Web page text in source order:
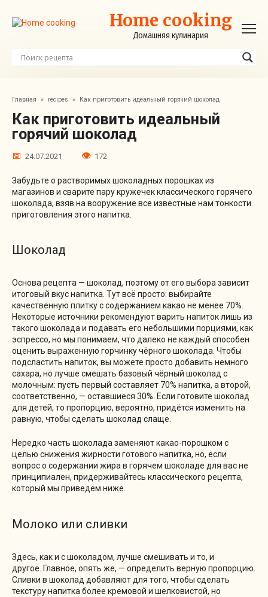
контенту
Home cooking
Домашняя кулинария
Главная » recipes » Как приготовить идеальный горячий шоколад
Как приготовить идеальный
горячий шоколад
24.07.2021 172
Забудьте о растворимых шоколадных порошках из
магазинов и сварите пару кружечек классического горячего
шоколада, взяв на вооружение все известные нам тонкости
приготовления этого напитка.
Шоколад
Основа рецепта — шоколад, поэтому от его выбора зависит
итоговый вкус напитка. Тут всё просто: выбирайте
качественную плитку с содержанием какао не менее 70%.
Некоторые источники рекомендуют варить напиток лишь из
такого шоколада и подавать его небольшими порциями, как
эспрессо, но мы понимаем, что далеко не каждый способен
оценить выраженную горчинку чёрного шоколада. Чтобы
подсластить напиток, вы можете просто добавить немного
сахара, но лучше смешать базовый чёрный шоколад с
молочным: пусть первый составляет 70% напитка, а второй,
соответственно, — оставшиеся 30%. Если готовите шоколад
для детей, то пропорцию, вероятно, придётся изменить на
равную, чтобы сделать шоколад слаще.
Нередко часть шоколада заменяют какао-порошком с
целью снижения жирности готового напитка, но, если
вопрос о содержании жира в горячем шоколаде для вас не
принципиален, придерживайтесь классического рецепта,
который мы приведём ниже.
Молоко или сливки
Здесь, как и с шоколадом, лучше смешивать и то, и
другое. Главное, опять же, — определить верную пропорцию.
Сливки в шоколад добавляют для того, чтобы сделать
текстуру напитка более кремовой и шелковистой, но